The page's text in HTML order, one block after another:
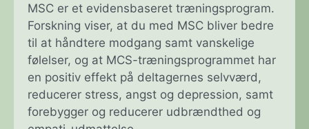
MSC er et evidensbaseret træningsprogram.
Forskning viser, at du med MSC bliver bedre
til at håndtere modgang samt vanskelige
følelser, og at MCS-træningsprogrammet har
en positiv effekt på deltagernes selvværd,
reducerer stress, angst og depression, samt
forebygger og reducerer udbrændthed og